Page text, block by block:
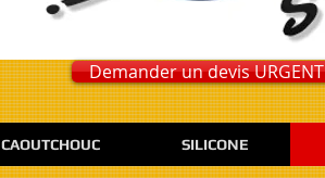
Demander un devis URGENT
CAOUTCHOUC SILICONE